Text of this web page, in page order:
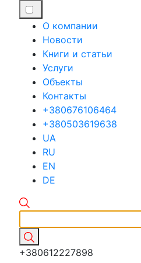
О компании
Новости
Книги и статьи
Услуги
Объекты
Контакты
+380676106464
+380503619638
+380612227898